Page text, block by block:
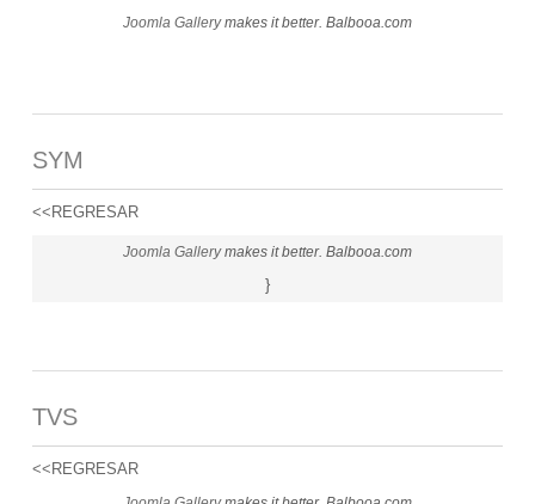
Joomla Gallerymakes it better. Balbooa.com
SYM
<<REGRESAR
Joomla Gallerymakes it better. Balbooa.com
}
TVS
<<REGRESAR